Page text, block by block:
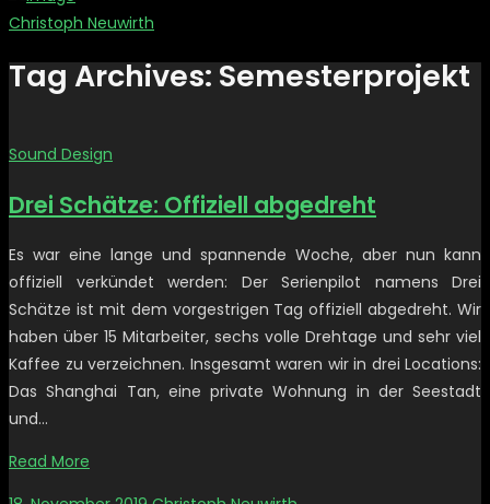
Christoph Neuwirth
Tag Archives: Semesterprojekt
Sound Design
Drei Schätze: Offiziell abgedreht
Es war eine lange und spannende Woche, aber nun kann
offiziell verkündet werden: Der Serienpilot namens Drei
Schätze ist mit dem vorgestrigen Tag offiziell abgedreht. Wir
haben über 15 Mitarbeiter, sechs volle Drehtage und sehr viel
Kaffee zu verzeichnen. Insgesamt waren wir in drei Locations:
Das Shanghai Tan, eine private Wohnung in der Seestadt
und…
Read More